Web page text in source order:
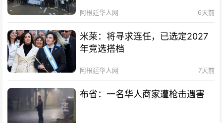
阿根廷华人网 6天前
米莱：将寻求连任，已选定2027
年竞选搭档
阿根廷华人网 7天前
布省：一名华人商家遭枪击遇害